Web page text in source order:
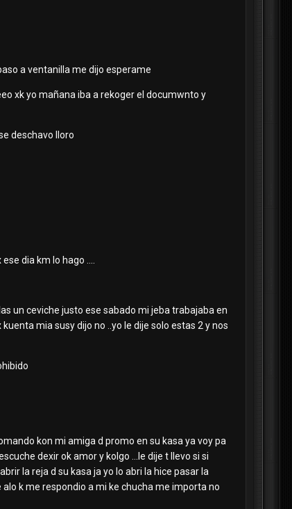
a ventanilla me dijo esperame
xk yo mañana iba a rekoger el documwnto y
deschavo lloro
dia km lo hago ....
un ceviche justo ese sabado mi jeba trabajaba en
mia susy dijo no ..yo le dije solo estas 2 y nos
kon mi amiga d promo en su kasa ya voy pa
dexir ok amor y kolgo ...le dije t llevo si si
la reja d su kasa ja yo lo abri la hice pasar la
k me respondio a mi ke chucha me importa no